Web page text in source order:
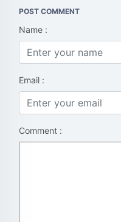
POST COMMENT
Name :
Email :
Comment :